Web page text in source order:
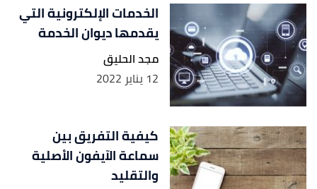
الخدمات الإلكترونية التي
يقدمها ديوان الخدمة
مجد الحليق
12 يناير 2022
كيفية التفريق بين
سماعة الآيفون الأصلية
والتقليد